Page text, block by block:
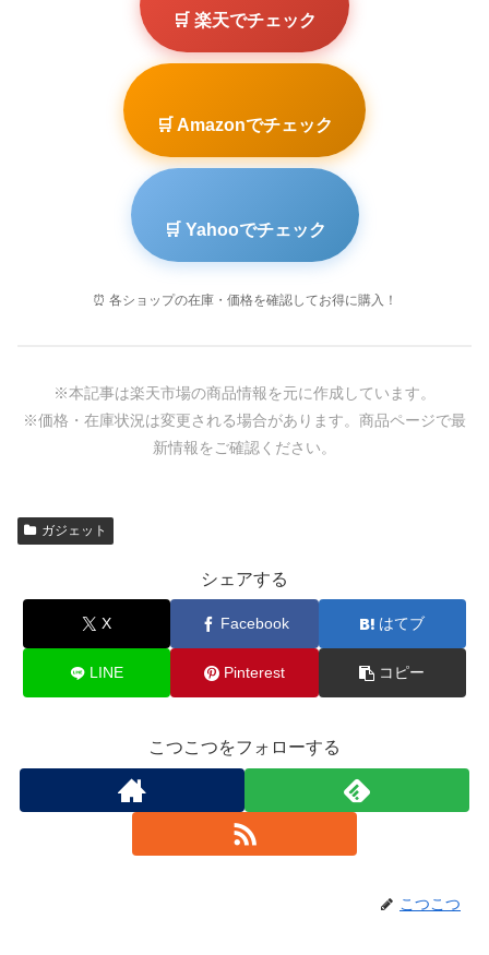
🛒 楽天でチェック
🛒 Amazonでチェック
🛒 Yahooでチェック
⏰ 各ショップの在庫・価格を確認してお得に購入！
※本記事は楽天市場の商品情報を元に作成しています。
※価格・在庫状況は変更される場合があります。商品ページで最
新情報をご確認ください。
ガジェット
シェアする
X Facebook はてブ
LINE Pinterest コピー
こつこつをフォローする
こつこつ